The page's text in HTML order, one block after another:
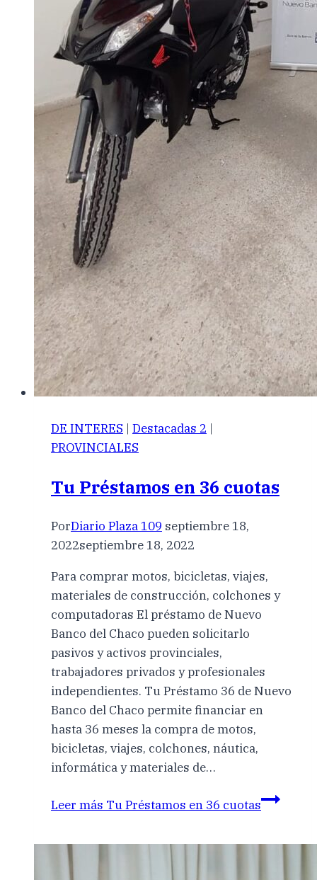
DE INTERES | Destacadas 2 |
PROVINCIALES
Tu Préstamos en 36 cuotas
PorDiario Plaza 109 septiembre 18,
2022septiembre 18, 2022
Para comprar motos, bicicletas, viajes,
materiales de construcción, colchones y
computadoras El préstamo de Nuevo
Banco del Chaco pueden solicitarlo
pasivos y activos provinciales,
trabajadores privados y profesionales
independientes. Tu Préstamo 36 de Nuevo
Banco del Chaco permite financiar en
hasta 36 meses la compra de motos,
bicicletas, viajes, colchones, náutica,
informática y materiales de…
Leer más Tu Préstamos en 36 cuotas